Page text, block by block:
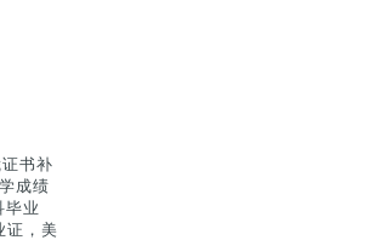
书补
成绩
毕业
证，美